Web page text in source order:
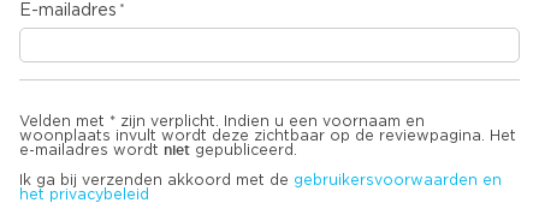
E-mailadres
Velden met * zijn verplicht. Indien u een voornaam en
woonplaats invult wordt deze zichtbaar op de reviewpagina. Het
e-mailadres wordt niet gepubliceerd.
Ik ga bij verzenden akkoord met de gebruikersvoorwaarden en
het privacybeleid